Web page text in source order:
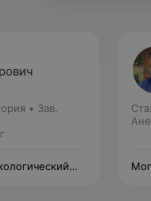
• Зав.